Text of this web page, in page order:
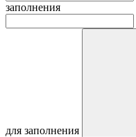
заполнения
для заполнения